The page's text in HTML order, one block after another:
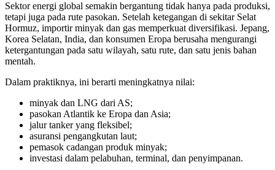
Sektor energi global semakin bergantung tidak hanya pada produksi,
tetapi juga pada rute pasokan. Setelah ketegangan di sekitar Selat
Hormuz, importir minyak dan gas memperkuat diversifikasi. Jepang,
Korea Selatan, India, dan konsumen Eropa berusaha mengurangi
ketergantungan pada satu wilayah, satu rute, dan satu jenis bahan
mentah.
Dalam praktiknya, ini berarti meningkatnya nilai:
minyak dan LNG dari AS;
pasokan Atlantik ke Eropa dan Asia;
jalur tanker yang fleksibel;
asuransi pengangkutan laut;
pemasok cadangan produk minyak;
investasi dalam pelabuhan, terminal, dan penyimpanan.